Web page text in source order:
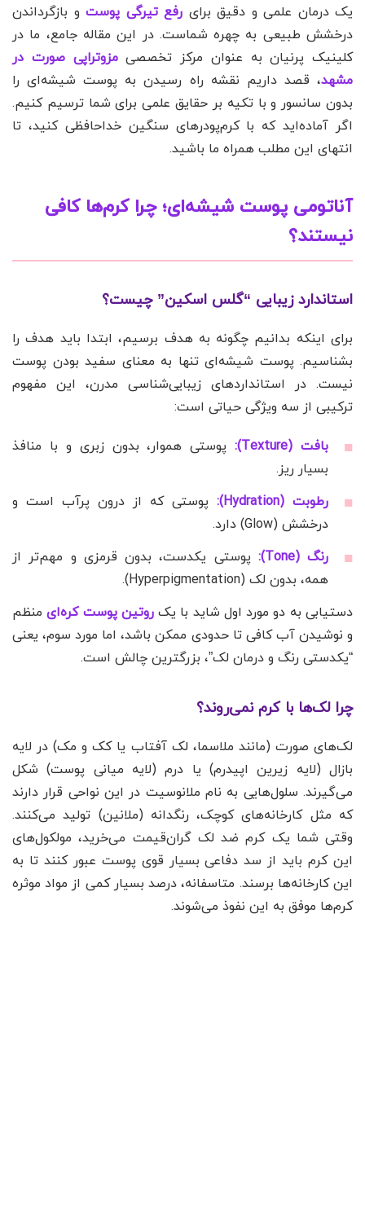
یک درمان علمی و دقیق برای رفع تیرگی پوست و بازگرداندن
درخشش طبیعی به چهره شماست. در این مقاله جامع، ما در
کلینیک پرنیان به عنوان مرکز تخصصیمزوتراپی صورت در
مشهد، قصد داریم نقشه راه رسیدن به پوست شیشه‌ای را
بدون سانسور و با تکیه بر حقایق علمی برای شما ترسیم کنیم.
اگر آماده‌اید که با کرم‌پودرهای سنگین خداحافظی کنید، تا
انتهای این مطلب همراه ما باشید.
آناتومی پوست شیشه‌ای؛ چرا کرم‌ها کافی
نیستند؟
استاندارد زیبایی “گلس اسکین” چیست؟
برای اینکه بدانیم چگونه به هدف برسیم، ابتدا باید هدف را
بشناسیم. پوست شیشه‌ای تنها به معنای سفید بودن پوست
نیست. در استانداردهای زیبایی‌شناسی مدرن، این مفهوم
ترکیبی از سه ویژگی حیاتی است:
بافت (Texture):
پوستی هموار، بدون زبری و با منافذ
بسیار ریز.
رطوبت (Hydration):
پوستی که از درون پرآب است و
درخشش (Glow) دارد.
رنگ (Tone):
پوستی یکدست، بدون قرمزی و مهم‌تر از
همه، بدون لک (Hyperpigmentation).
دستیابی به دو مورد اول شاید با یکروتین پوست کره‌ایمنظم
و نوشیدن آب کافی تا حدودی ممکن باشد، اما مورد سوم، یعنی
“یکدستی رنگ و درمان لک”، بزرگترین چالش است.
چرا لک‌ها با کرم نمی‌روند؟
لک‌های صورت (مانند ملاسما، لک آفتاب یا کک و مک) در لایه
بازال (لایه زیرین اپیدرم) یا درم (لایه میانی پوست) شکل
می‌گیرند. سلول‌هایی به نام ملانوسیت در این نواحی قرار دارند
که مثل کارخانه‌های کوچک، رنگدانه (ملانین) تولید می‌کنند.
وقتی شما یک کرم ضد لک گران‌قیمت می‌خرید، مولکول‌های
این کرم باید از سد دفاعی بسیار قوی پوست عبور کنند تا به
این کارخانه‌ها برسند. متاسفانه، درصد بسیار کمی از مواد موثره
کرم‌ها موفق به این نفوذ می‌شوند.